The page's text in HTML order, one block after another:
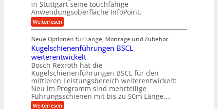
e
f
ü
r
r
a
u
e
U
m
g
e
s
e
i
n
g
a
n
g
t
i
g
e
a
l
s
M
a
s
c
h
i
n
e
i
e
b
e
f
r
p
r
ä
z
i
s
e
H
u
s
i
o
n
f
r
A
u
t
o
m
o
t
i
v
in Stuttgart seine touchfähige
Anwendungsoberfläche InfoPoint.
Weiterlesen:
D
g
i
t
a
l
e
r
W
e
r
Neue Optionen für Länge, Montage und Zubehör
Kugelschienenführungen BSCL
weiterentwickelt
Bosch Rexroth hat die
Kugelschienenführungen BSCL für den
mittleren Leistungsbereich weiterentwickelt:
Neu im Programm sind mehrteilige
Führungsschienen mit bis zu 50m Länge,…
Weiterlesen: